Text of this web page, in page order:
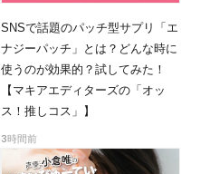
SNSで話題のパッチ型サプリ「エ
ナジーパッチ」とは？どんな時に
使うのが効果的？試してみた！
【マキアエディターズの「オッ
ス！推しコス」】
3時間前